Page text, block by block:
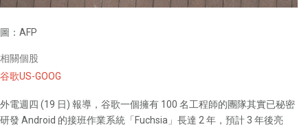
圖：AFP
相關個股
谷歌US-GOOG
外電週四 (19 日) 報導，谷歌一個擁有 100 名工程師的團隊其實已秘密
研發 Android 的接班作業系統「Fuchsia」長達 2 年，預計 3 年後亮